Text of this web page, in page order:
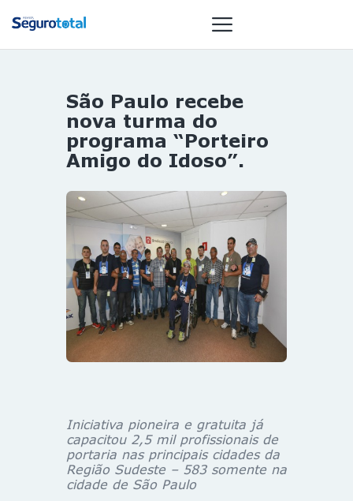
NOTÍCIAS
REVISTA
ESPECIAIS
OURO
ST SUMMIT
MULHERES
GESTORAS
HOMEST
HOME
São Paulo recebe
nova turma do
programa “Porteiro
Amigo do Idoso”.
Iniciativa pioneira e gratuita já
capacitou 2,5 mil profissionais de
portaria nas principais cidades da
Região Sudeste – 583 somente na
cidade de São Paulo